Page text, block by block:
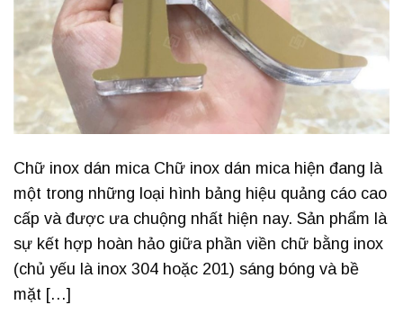
Chữ inox dán mica Chữ inox dán mica hiện đang là
một trong những loại hình bảng hiệu quảng cáo cao
cấp và được ưa chuộng nhất hiện nay. Sản phẩm là
sự kết hợp hoàn hảo giữa phần viền chữ bằng inox
(chủ yếu là inox 304 hoặc 201) sáng bóng và bề
mặt […]